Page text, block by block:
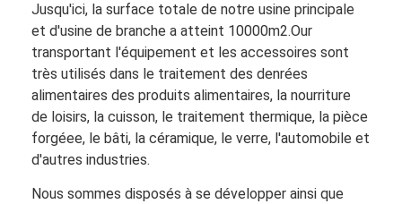
Jusqu'ici, la surface totale de notre usine principale
et d'usine de branche a atteint 10000m2.Our
transportant l'équipement et les accessoires sont
très utilisés dans le traitement des denrées
alimentaires des produits alimentaires, la nourriture
de loisirs, la cuisson, le traitement thermique, la pièce
forgéee, le bâti, la céramique, le verre, l'automobile et
d'autres industries.
Nous sommes disposés à se développer ainsi que